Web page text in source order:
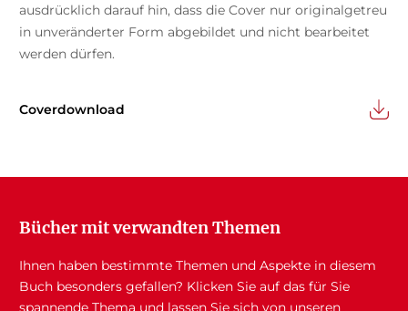
ausdrücklich darauf hin, dass die Cover nur originalgetreu
in unveränderter Form abgebildet und nicht bearbeitet
werden dürfen.
Coverdownload
Bücher mit verwandten Themen
Ihnen haben bestimmte Themen und Aspekte in diesem
Buch besonders gefallen? Klicken Sie auf das für Sie
spannende Thema und lassen Sie sich von unseren